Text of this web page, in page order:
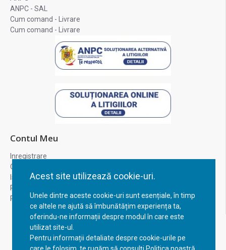
Acest site utilizează cookie-uri.
Unele dintre aceste cookie-uri sunt esențiale, în timp
ce altele ne ajută să îmbunătățim experiența ta,
oferindu-ne informații despre modul în care este
utilizat site-ul.
Pentru informații detaliate despre cookie-urile pe
ANPC - SAL
Cum comand - Livrare
Cum comand - Livrare
Contul Meu
Inregistrare
Contul meu
Istoric comenzi
Recuperare parola
Returnare produs